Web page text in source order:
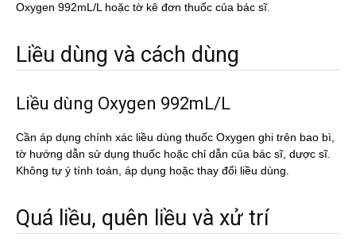
Oxygen 992mL/L hoặc tờ kê đơn thuốc của bác sĩ.
Liều dùng và cách dùng
Liều dùng Oxygen 992mL/L
Cần áp dụng chính xác liều dùng thuốc Oxygen ghi trên bao bì,
tờ hướng dẫn sử dụng thuốc hoặc chỉ dẫn của bác sĩ, dược sĩ.
Không tự ý tính toán, áp dụng hoặc thay đổi liều dùng.
Quá liều, quên liều và xử trí